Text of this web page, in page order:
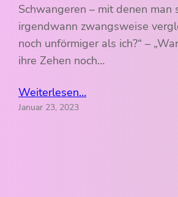
Schwangeren – mit denen man
irgendwann zwangsweise
noch unförmiger als ich?“ –
ihre Zehen noch…
Weiterlesen…
Januar 23, 2023